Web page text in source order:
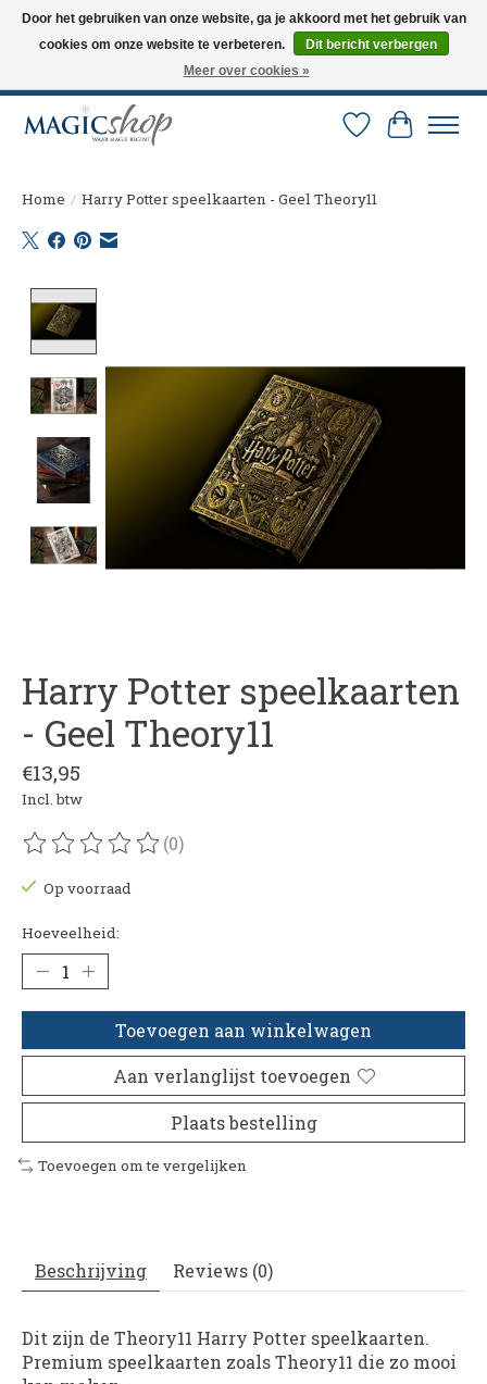
Altijd de nieuwste trucs op voorraad. Snelle verzending via PostNL en DHL.
Langskomen in onze winkel? Bel of mail om een afspraak te maken. 0251-
Verlanglijst
Home / Harry Potter speelkaarten - Geel Theory11
Harry Potter speelkaarten
- Geel Theory11
€13,95
Incl. btw
De beoordeling van dit product is
(0)
Op voorraad
Hoeveelheid:
Toevoegen aan winkelwagen
Aan verlanglijst toevoegen
Plaats bestelling
Toevoegen om te vergelijken
Beschrijving Reviews (0)
Dit zijn de Theory11 Harry Potter speelkaarten.
Premium speelkaarten zoals Theory11 die zo mooi
Door het gebruiken van onze website, ga je akkoord met het gebruik van
cookies om onze website te verbeteren.
Dit bericht verbergen
Meer over cookies »